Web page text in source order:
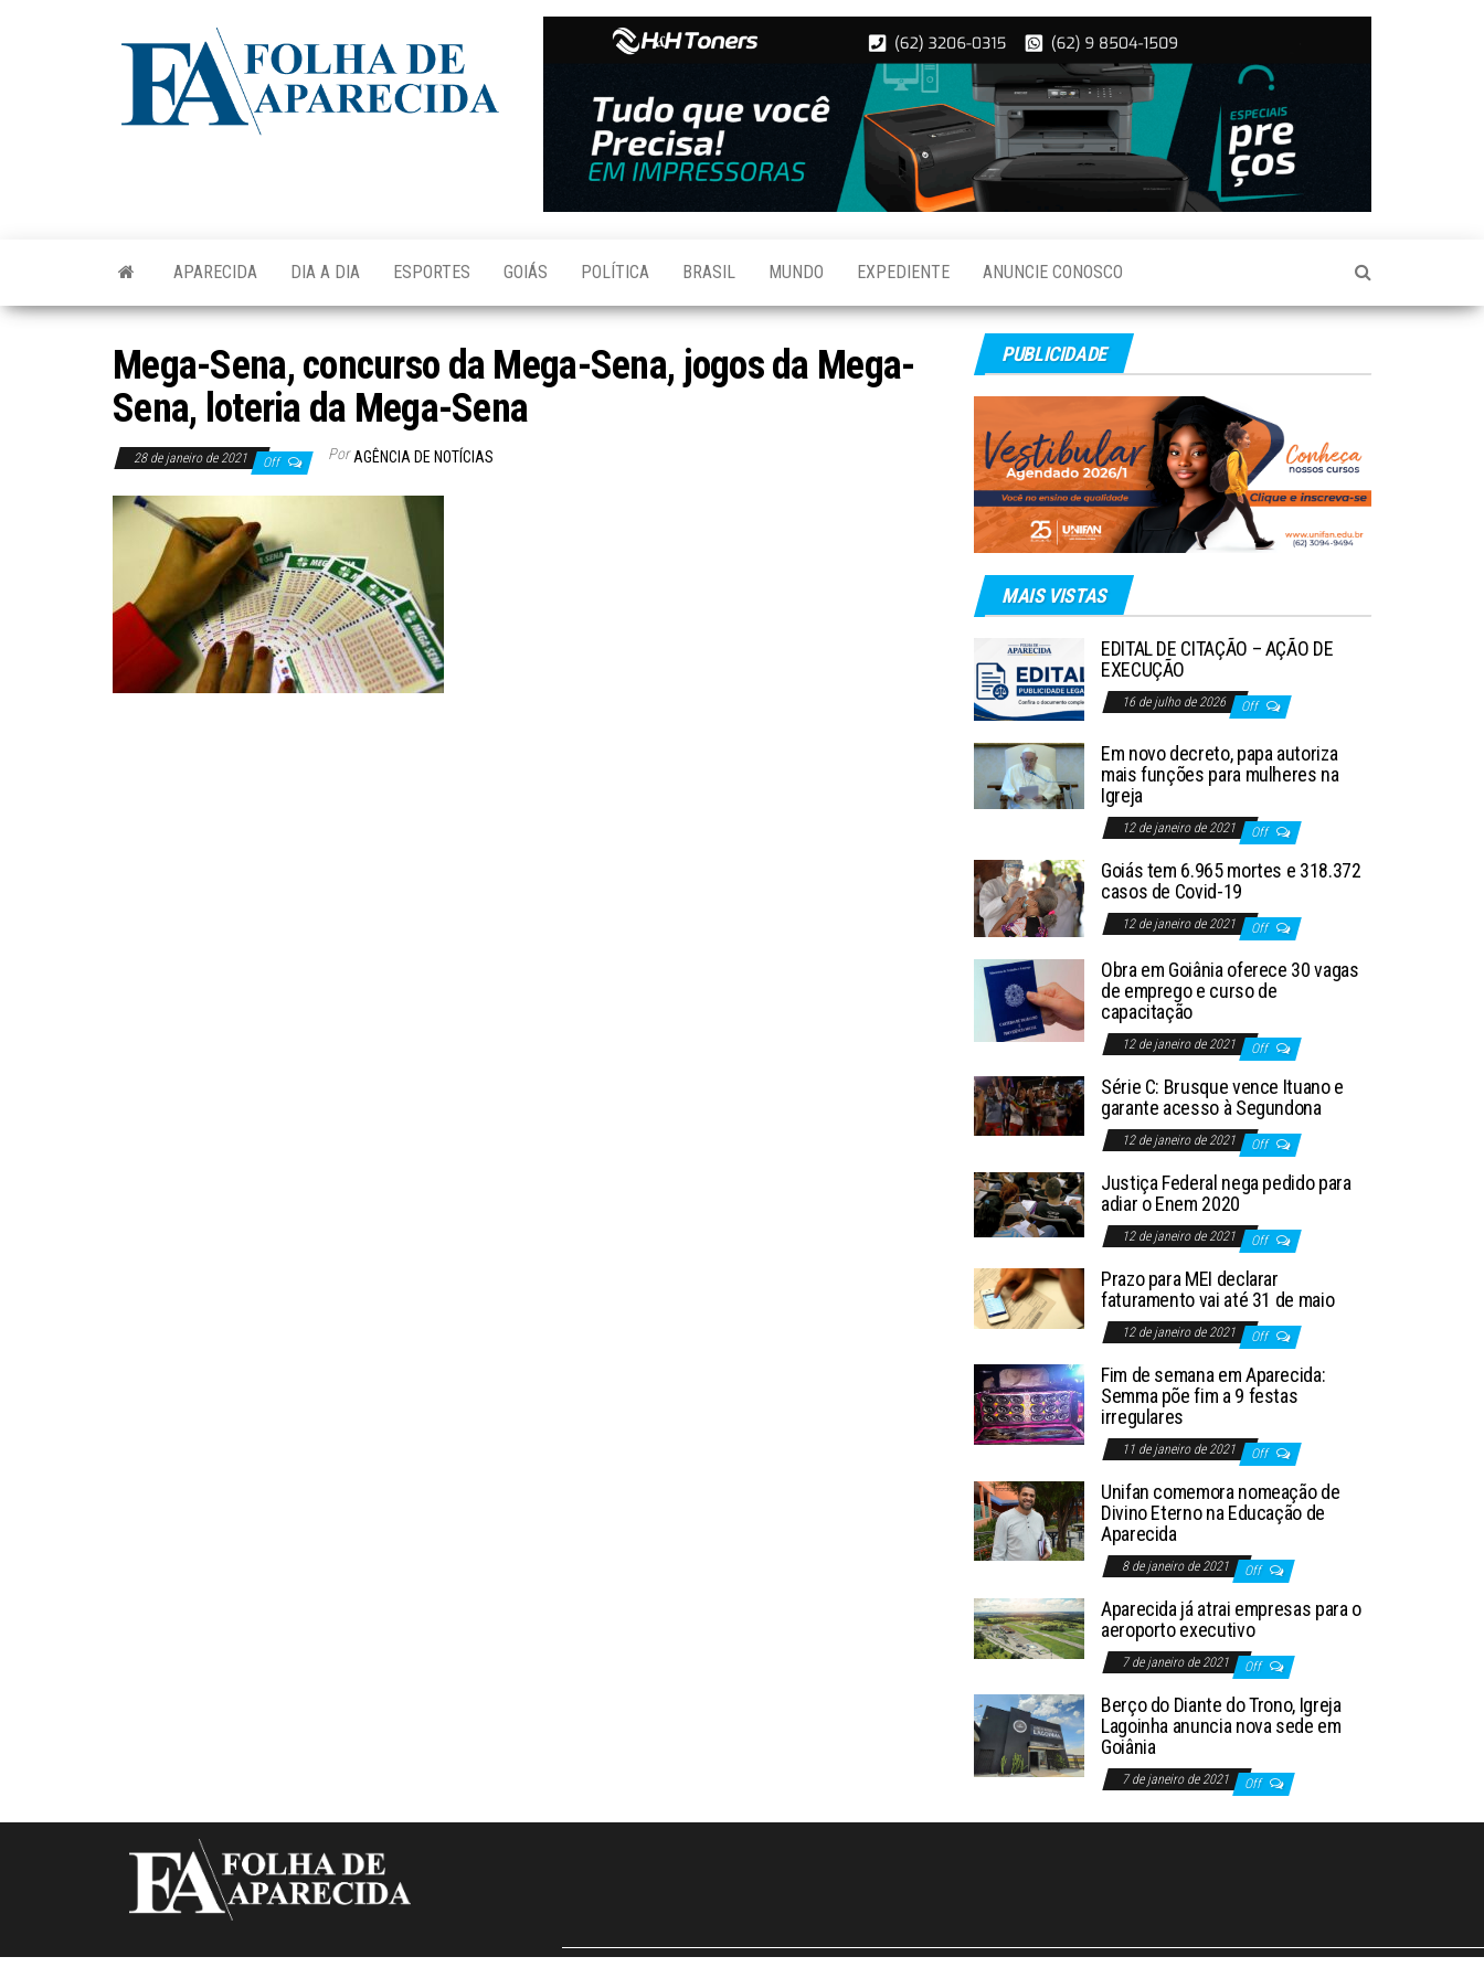
Aparecida
APARECIDA DIA A DIA ESPORTES GOIÁS POLÍTICA BRASIL MUNDO EXPEDIENTE ANUNCIE CONOSCO
Mega-Sena, concurso da Mega-Sena, jogos da Mega-
Sena, loteria da Mega-Sena
28 de janeiro de 2021 Off Por AGÊNCIA DE NOTÍCIAS
PUBLICIDADE
MAIS VISTAS
EDITAL DE CITAÇÃO – AÇÃO DE
EXECUÇÃO
16 de julho de 2026 Off
Em novo decreto, papa autoriza
mais funções para mulheres na
Igreja
12 de janeiro de 2021 Off
Goiás tem 6.965 mortes e 318.372
casos de Covid-19
12 de janeiro de 2021 Off
Obra em Goiânia oferece 30 vagas
de emprego e curso de
capacitação
12 de janeiro de 2021 Off
Série C: Brusque vence Ituano e
garante acesso à Segundona
12 de janeiro de 2021 Off
Justiça Federal nega pedido para
adiar o Enem 2020
12 de janeiro de 2021 Off
Prazo para MEI declarar
faturamento vai até 31 de maio
12 de janeiro de 2021 Off
Fim de semana em Aparecida:
Semma põe fim a 9 festas
irregulares
11 de janeiro de 2021 Off
Unifan comemora nomeação de
Divino Eterno na Educação de
Aparecida
8 de janeiro de 2021 Off
Aparecida já atrai empresas para o
aeroporto executivo
7 de janeiro de 2021 Off
Berço do Diante do Trono, Igreja
Lagoinha anuncia nova sede em
Goiânia
7 de janeiro de 2021 Off